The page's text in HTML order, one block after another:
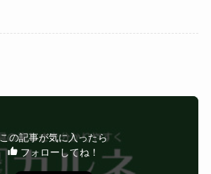
この記事が気に入ったら
フォローしてね！